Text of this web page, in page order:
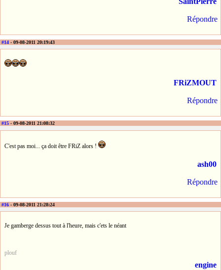
Répondre
#14 - 09-08-2011 20:19:43
FRiZMOUT
Répondre
#15 - 09-08-2011 21:08:32
C'est pas moi... ça doit être FRiZ alors !
ash00
Répondre
#16 - 09-08-2011 21:28:24
Je gamberge dessus tout à l'heure, mais c'ets le néant
plouf
engine